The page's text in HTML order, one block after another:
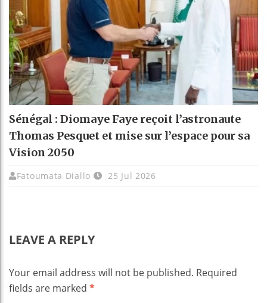
Sénégal : Diomaye Faye reçoit l’astronaute
Thomas Pesquet et mise sur l’espace pour sa
Vision 2050
Fatoumata Diallo 25 Jul 2026
LEAVE A REPLY
Your email address will not be published. Required
fields are marked *